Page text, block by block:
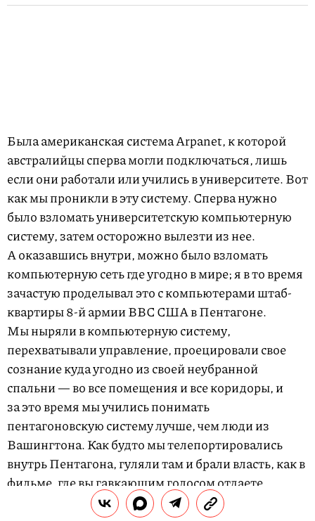
Была американская система Arpanet, к которой
австралийцы сперва могли подключаться, лишь
если они работали или учились в университете. Вот
как мы проникли в эту систему. Сперва нужно
было взломать университетскую компьютерную
систему, затем осторожно вылезти из нее.
А оказавшись внутри, можно было взломать
компьютерную сеть где угодно в мире; я в то время
зачастую проделывал это с компьютерами штаб-
квартиры8-йармии ВВС США в Пентагоне.
Мы ныряли в компьютерную систему,
перехватывали управление, проецировали свое
сознание куда угодно из своей неубранной
спальни — во все помещения и все коридоры, и
за это время мы учились понимать
пентагоновскую систему лучше, чем люди из
Вашингтона. Как будто мы телепортировались
внутрь Пентагона, гуляли там и брали власть, как в
фильме, где вы гавкающим голосом отдаете
команды массовке, непринужденно сидящей